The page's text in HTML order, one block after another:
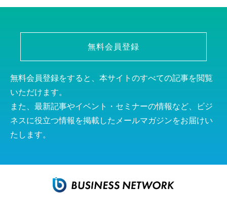
無料会員登録
無料会員登録をすると、本サイトのすべての記事を閲覧
いただけます。
また、最新記事やイベント・セミナーの情報など、ビジ
ネスに役立つ情報を掲載したメールマガジンをお届けい
たします。